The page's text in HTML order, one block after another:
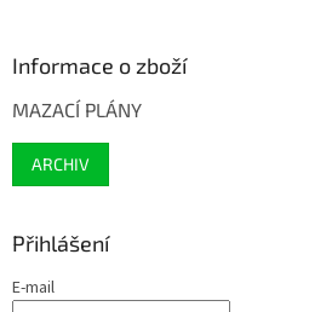
Informace o zboží
MAZACÍ PLÁNY
ARCHIV
Přihlášení
E-mail